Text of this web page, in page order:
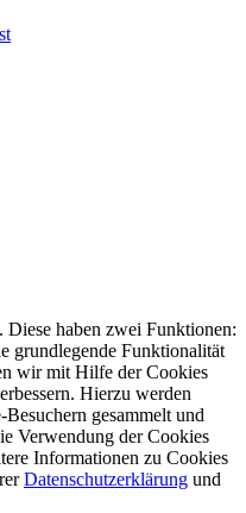
Diese haben zwei Funktionen:
grundlegende Funktionalität
wir mit Hilfe der Cookies
Hierzu werden
gesammelt und
Verwendung der Cookies
Informationen zu Cookies
Datenschutzerklärung und